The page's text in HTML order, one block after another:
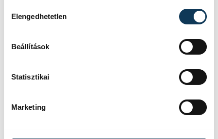
Elengedhetetlen
Beállítások
Statisztikai
Marketing
Estétől még egy turbina
termel Pakson
bejelentette, hogy a Duna vízállása
blokk hármas turbináját hétfő este
visszakapcsolják.